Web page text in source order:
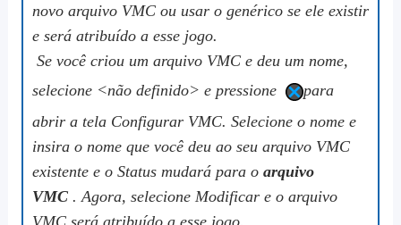
novo arquivo VMC ou usar o genéricose ele existir
e será atribuído a esse jogo.
Se você criou um arquivo VMC e deu um nome,
selecione <não definido> e pressione
para
abrir a tela Configurar VMC. Selecione o nome e
insira o nome que você deu ao seu arquivo VMC
existente e o Statusmudará para o arquivo
VMC. Agora, selecione Modificare o arquivo